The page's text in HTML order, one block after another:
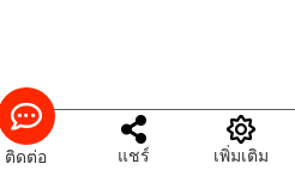
ติดต่อ แชร์ เพิ่มเติม